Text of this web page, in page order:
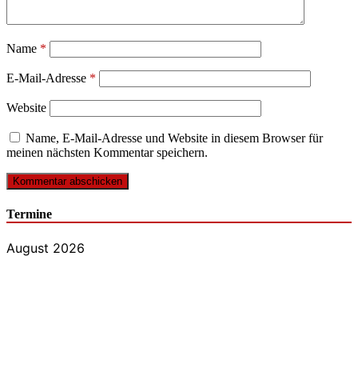
Name *
E-Mail-Adresse *
Website
Name, E-Mail-Adresse und Website in diesem Browser für
meinen nächsten Kommentar speichern.
Termine
August 2026